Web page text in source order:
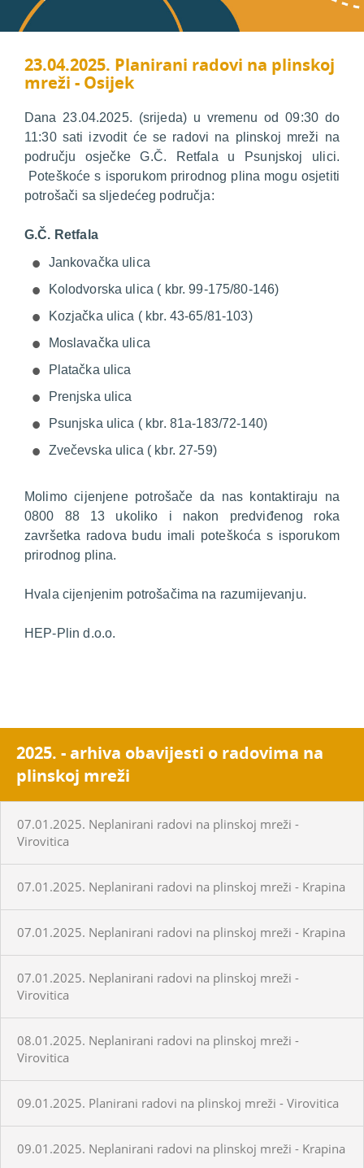
23.04.2025. Planirani radovi na plinskoj
mreži - Osijek
Dana 23.04.2025. (srijeda) u vremenu od 09:30 do
11:30 sati izvodit će se radovi na plinskoj mreži na
području osječke G.Č. Retfala u Psunjskoj ulici.
Poteškoće s isporukom prirodnog plina mogu osjetiti
potrošači sa sljedećeg područja:
G.Č. Retfala
Jankovačka ulica
Kolodvorska ulica ( kbr. 99-175/80-146)
Kozjačka ulica ( kbr. 43-65/81-103)
Moslavačka ulica
Platačka ulica
Prenjska ulica
Psunjska ulica ( kbr. 81a-183/72-140)
Zvečevska ulica ( kbr. 27-59)
Molimo cijenjene potrošače da nas kontaktiraju na
0800 88 13 ukoliko i nakon predviđenog roka
završetka radova budu imali poteškoća s isporukom
prirodnog plina.
Hvala cijenjenim potrošačima na razumijevanju.
HEP-Plin d.o.o.
2025. - arhiva obavijesti o radovima na
plinskoj mreži
07.01.2025. Neplanirani radovi na plinskoj mreži -
Virovitica
07.01.2025. Neplanirani radovi na plinskoj mreži - Krapina
07.01.2025. Neplanirani radovi na plinskoj mreži - Krapina
07.01.2025. Neplanirani radovi na plinskoj mreži -
Virovitica
08.01.2025. Neplanirani radovi na plinskoj mreži -
Virovitica
09.01.2025. Planirani radovi na plinskoj mreži - Virovitica
09.01.2025. Neplanirani radovi na plinskoj mreži - Krapina